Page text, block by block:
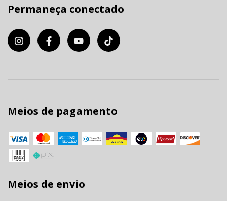
Permaneça conectado
Meios de pagamento
Meios de envio